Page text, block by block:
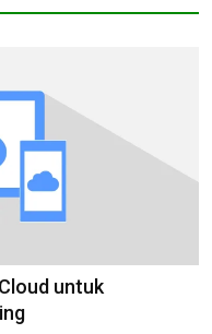
untuk